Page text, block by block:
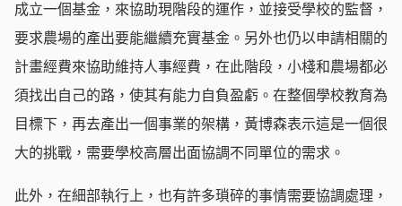
成立一個基金，來協助現階段的運作，並接受學校的監督，
要求農場的產出要能繼續充實基金。另外也仍以申請相關的
計畫經費來協助維持人事經費，在此階段，小棧和農場都必
須找出自己的路，使其有能力自負盈虧。在整個學校教育為
目標下，再去產出一個事業的架構，黃博森表示這是一個很
大的挑戰，需要學校高層出面協調不同單位的需求。
此外，在細部執行上，也有許多瑣碎的事情需要協調處理，